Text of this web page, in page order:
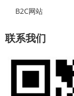
B2C网站
联系我们